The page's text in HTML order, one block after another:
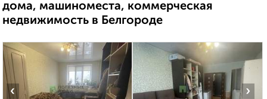
дома, машиноместа, коммерческая
недвижимость в Белгороде
‹ ›